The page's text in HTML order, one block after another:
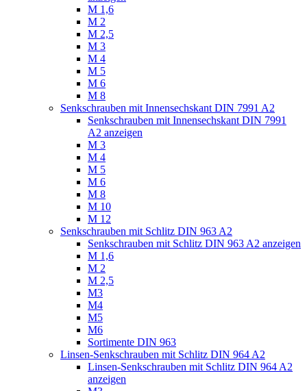
M 1,6
M 2
M 2,5
M 3
M 4
M 5
M 6
M 8
Senkschrauben mit Innensechskant DIN 7991 A2
Senkschrauben mit Innensechskant DIN 7991
A2 anzeigen
M 3
M 4
M 5
M 6
M 8
M 10
M 12
Senkschrauben mit Schlitz DIN 963 A2
Senkschrauben mit Schlitz DIN 963 A2 anzeigen
M 1,6
M 2
M 2,5
M3
M4
M5
M6
Sortimente DIN 963
Linsen-Senkschrauben mit Schlitz DIN 964 A2
Linsen-Senkschrauben mit Schlitz DIN 964 A2
anzeigen